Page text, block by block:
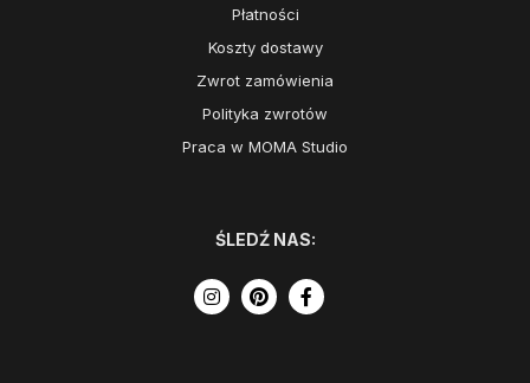
Płatności
Koszty dostawy
Zwrot zamówienia
Polityka zwrotów
Praca w MOMA Studio
ŚLEDŹ NAS: